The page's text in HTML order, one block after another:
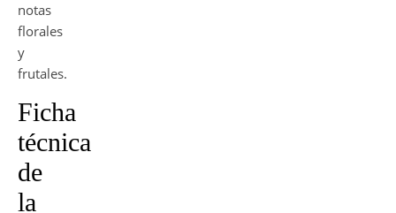
notas
florales
y
frutales.
Ficha
técnica
de
la